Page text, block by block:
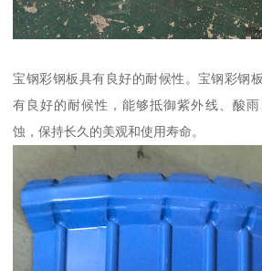
宝钢彩钢板具有良好的耐候性。宝钢彩钢
有良好的耐候性，能够抵御紫外线、酸
蚀，保持长久的美观和使用寿命。